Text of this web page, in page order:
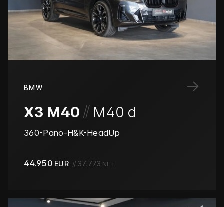
→
BMW
X3 M40 // M40 d
360-Pano-H&K-HeadUp
44.950 EUR // 37.773 NET